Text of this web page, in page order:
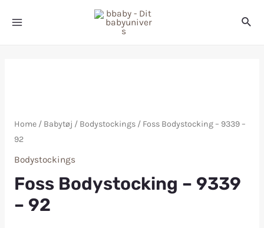
Home/ Babytøj / Bodystockings/ Foss Bodystocking – 9339 –
92
Bodystockings
Foss Bodystocking – 9339
– 92